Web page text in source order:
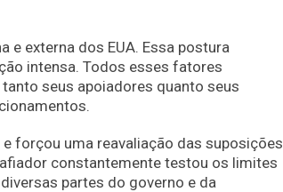
e externa dos EUA. Essa postura
intensa. Todos esses fatores
seus apoiadores quanto seus
forçou uma reavaliação das suposições
constantemente testou os limites
partes do governo e da